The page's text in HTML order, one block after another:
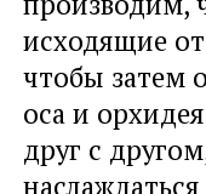
исходящие от
чтобы затем
оса и
друг с